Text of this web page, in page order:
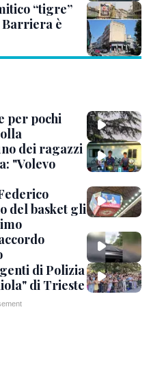
“tigre”
è
per pochi
dei ragazzi
"Volevo
del basket gli
di Polizia
di Trieste